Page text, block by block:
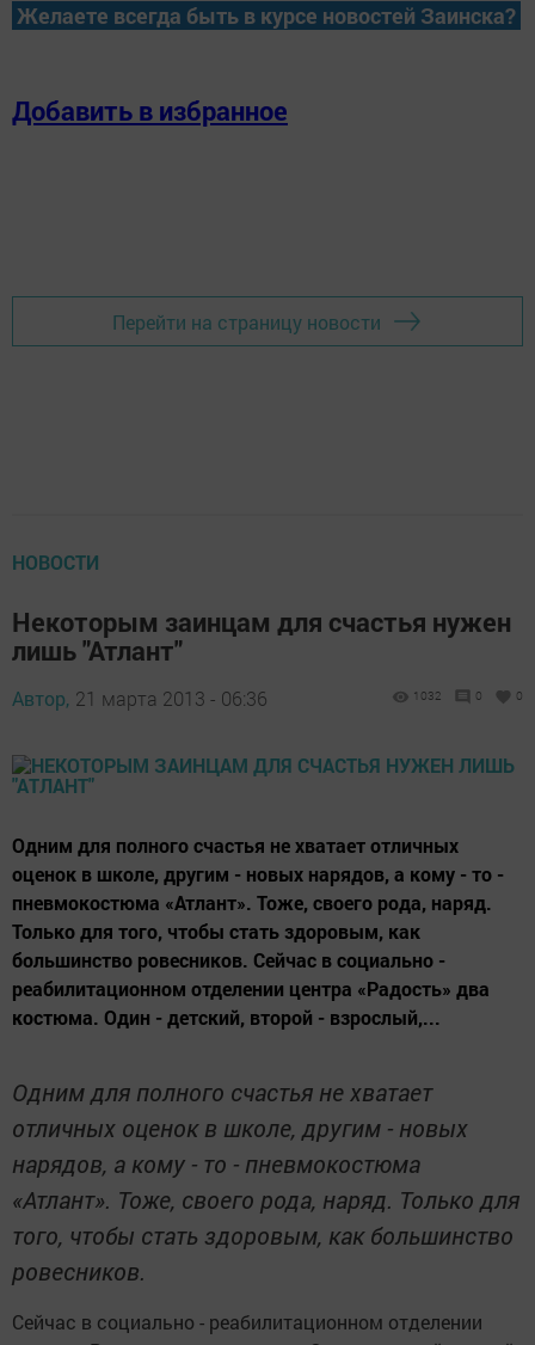
Желаете всегда быть в курсе новостей Заинска?
Добавить в избранное
Перейти на страницу новости
НОВОСТИ
Некоторым заинцам для счастья нужен
лишь "Атлант"
Автор, 21 марта 2013 - 06:36 1032 0 0
Одним для полного счастья не хватает отличных
оценок в школе, другим - новых нарядов, а кому - то -
пневмокостюма «Атлант». Тоже, своего рода, наряд.
Только для того, чтобы стать здоровым, как
большинство ровесников. Сейчас в социально -
реабилитационном отделении центра «Радость» два
костюма. Один - детский, второй - взрослый,...
Одним для полного счастья не хватает
отличных оценок в школе, другим - новых
нарядов, а кому - то - пневмокостюма
«Атлант». Тоже, своего рода, наряд. Только для
того, чтобы стать здоровым, как большинство
ровесников.
Сейчас в социально - реабилитационном отделении